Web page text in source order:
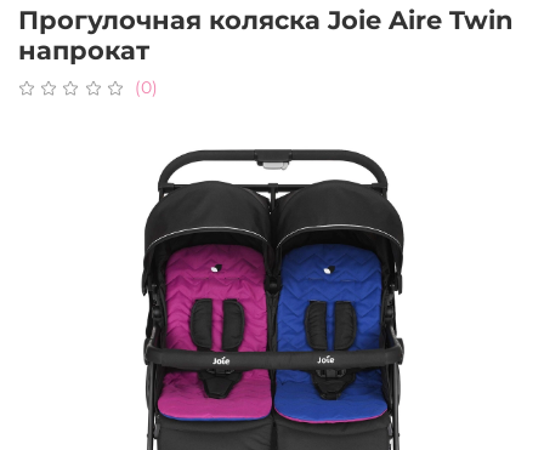
Прогулочная коляска Joie Aire Twin
напрокат
(0)